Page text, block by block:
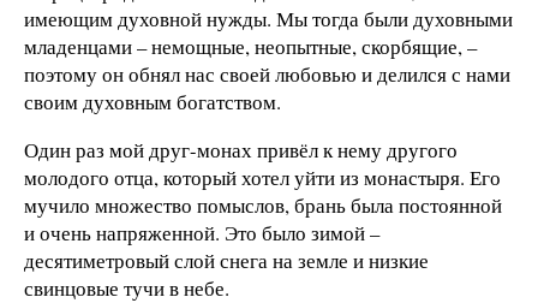
имеющим духовной нужды. Мы тогда были духовными
младенцами – немощные, неопытные, скорбящие, –
поэтому он обнял нас своей любовью и делился с нами
своим духовным богатством.
Один раз мой друг-монах привёл к нему другого
молодого отца, который хотел уйти из монастыря. Его
мучило множество помыслов, брань была постоянной
и очень напряженной. Это было зимой –
десятиметровый слой снега на земле и низкие
свинцовые тучи в небе.